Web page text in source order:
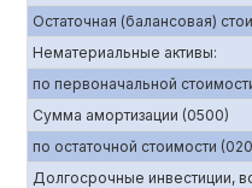
Остаточная (балансовая)
Нематериальные активы:
по первоначальной
Сумма амортизации (0500)
по остаточной стоимости
Долгосрочные инвестиции,